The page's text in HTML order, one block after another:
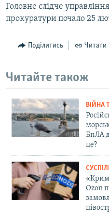
Головне слідче
прокуратури почало 25
Поділитись Читати
Читайте також
ВІЙНА
БпЛА
це?
«Крим
Ozon